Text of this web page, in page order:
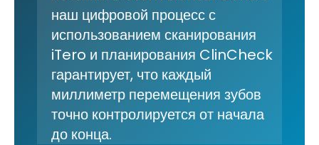
наш цифровой процесс с
использованием сканирования
iTero и планирования ClinCheck
гарантирует, что каждый
миллиметр перемещения зубов
точно контролируется от начала
до конца.